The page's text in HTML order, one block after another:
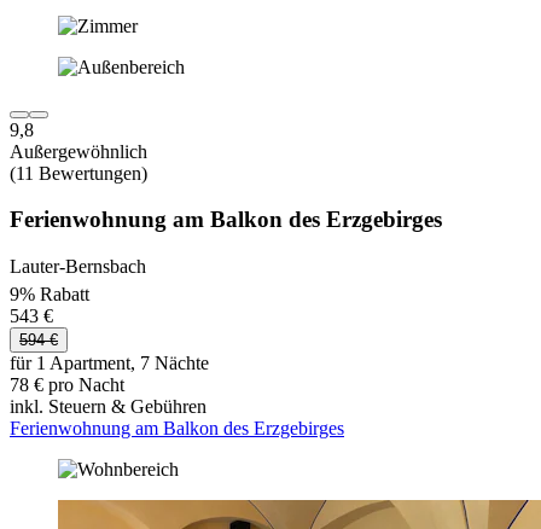
9,8
Außergewöhnlich
(11 Bewertungen)
Ferienwohnung am Balkon des Erzgebirges
Lauter-Bernsbach
9% Rabatt
543 €
594 €
für 1 Apartment, 7 Nächte
78 € pro Nacht
inkl. Steuern & Gebühren
Ferienwohnung am Balkon des Erzgebirges